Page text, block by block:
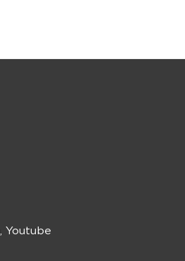
Youtube